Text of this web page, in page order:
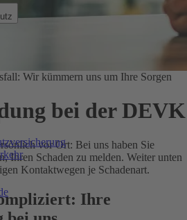
Wir kümmern uns um Ihre Sorgen
bei der DEVK
vor Ort: Bei uns haben Sie
Ihren Schaden zu melden. Weiter unten
Kontaktwegen je Schadenart.
Ihre